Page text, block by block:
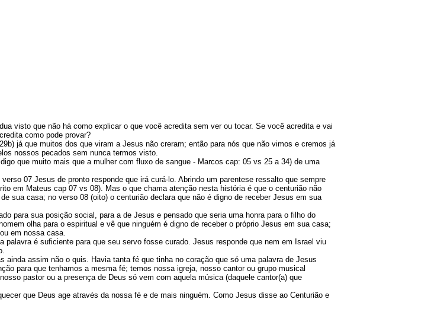
visto que não há como explicar o que você acredita sem ver ou tocar. Se você acredita e vai
como pode provar?
já que muitos dos que viram a Jesus não creram; então para nós que não vimos e cremos já
nossos pecados sem nunca termos visto.
que muito mais que a mulher com fluxo de sangue - Marcos cap: 05 vs 25 a 34) de uma
07 Jesus de pronto responde que irá curá-lo. Abrindo um parentese ressalto que sempre
em Mateus cap 07 vs 08). Mas o que chama atenção nesta história é que o centurião não
sua casa; no verso 08 (oito) o centurião declara que não é digno de receber Jesus em sua
para sua posição social, para a de Jesus e pensado que seria uma honra para o filho do
olha para o espiritual e vê que ninguém é digno de receber o próprio Jesus em sua casa;
em nossa casa.
é suficiente para que seu servo fosse curado. Jesus responde que nem em Israel viu
assim não o quis. Havia tanta fé que tinha no coração que só uma palavra de Jesus
para que tenhamos a mesma fé; temos nossa igreja, nosso cantor ou grupo musical
pastor ou a presença de Deus só vem com aquela música (daquele cantor(a) que
que Deus age através da nossa fé e de mais ninguém. Como Jesus disse ao Centurião e